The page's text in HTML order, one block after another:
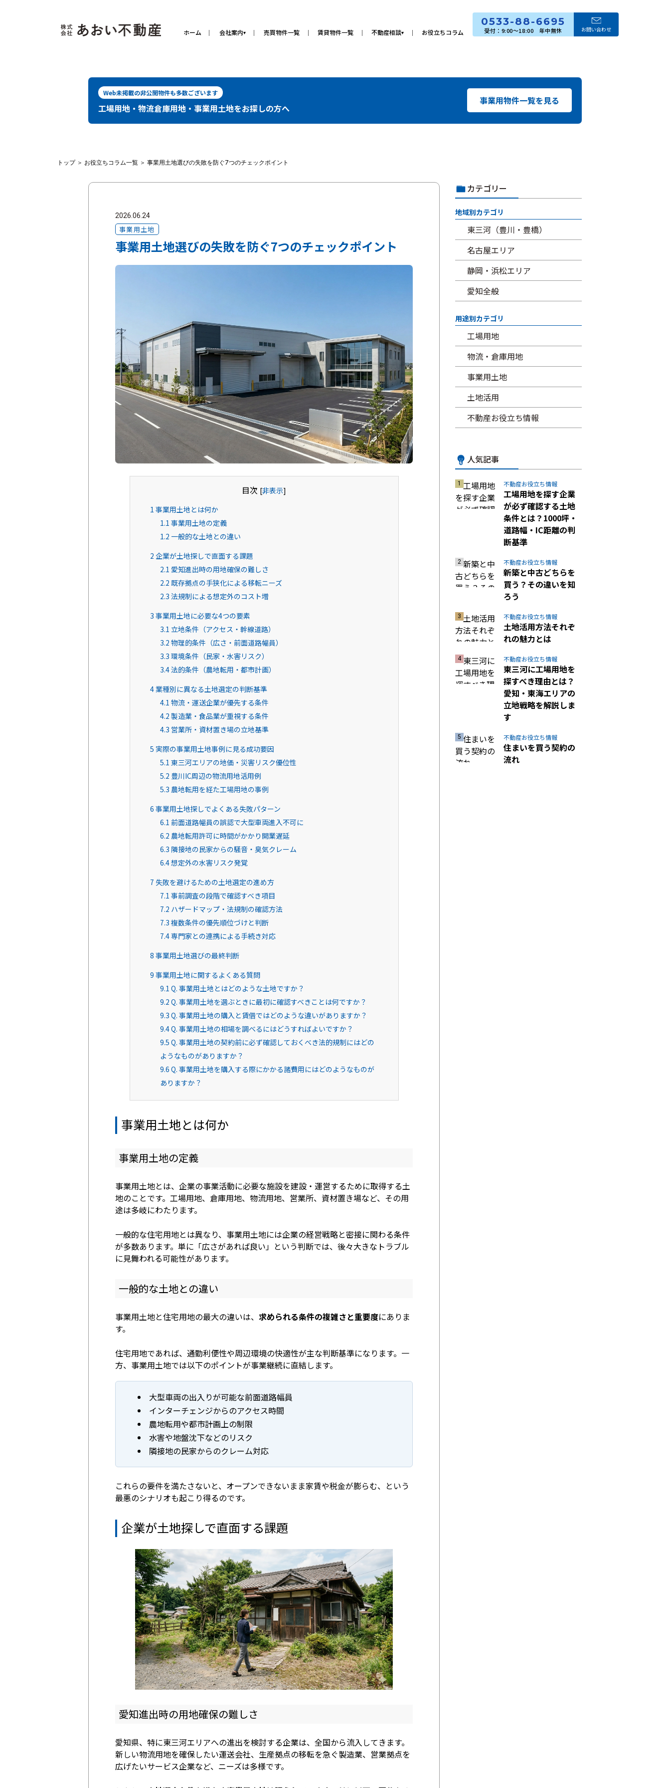
ホーム 会社案内▾ 売買物件一覧 賃貸物件一覧 不動産相談▾ お役立ちコラム
0533-88-6695
お問い合わせ
Web未掲載の非公開物件も多数ございます
工場用地・物流倉庫用地・事業用土地をお探しの方へ
事業用物件一覧を見る
トップ＞ お役立ちコラム一覧 ＞ 事業用土地選びの失敗を防ぐ7つのチェックポイント
2026.06.24
事業用土地
事業用土地選びの失敗を防ぐ7つのチェックポイント
目次 [非表示]
1 事業用土地とは何か
1.1 事業用土地の定義
1.2 一般的な土地との違い
2 企業が土地探しで直面する課題
2.1 愛知進出時の用地確保の難しさ
2.2 既存拠点の手狭化による移転ニーズ
2.3 法規制による想定外のコスト増
3 事業用土地に必要な4つの要素
3.1 立地条件（アクセス・幹線道路）
3.2 物理的条件（広さ・前面道路幅員）
3.3 環境条件（民家・水害リスク）
3.4法的条件（農地転用・都市計画）
4業種別に異なる土地選定の判断基準
4.1 物流・運送企業が優先する条件
4.2 製造業・食品業が重視する条件
4.3 営業所・資材置き場の立地基準
5 実際の事業用土地事例に見る成功要因
5.1 東三河エリアの地価・災害リスク優位性
5.2 豊川IC周辺の物流用地活用例
5.3 農地転用を経た工場用地の事例
6 事業用土地探しでよくある失敗パターン
6.1 前面道路幅員の誤認で大型車両進入不可に
6.2 農地転用許可に時間がかかり開業遅延
6.3 隣接地の民家からの騒音・臭気クレーム
6.4想定外の水害リスク発覚
7 失敗を避けるための土地選定の進め方
7.1 事前調査の段階で確認すべき項目
7.2 ハザードマップ・法規制の確認方法
7.3 複数条件の優先順位づけと判断
7.4専門家との連携による手続き対応
8 事業用土地選びの最終判断
9 事業用土地に関するよくある質問
9.1 Q. 事業用土地とはどのような土地ですか？
9.2 Q. 事業用土地を選ぶときに最初に確認すべきことは何ですか？
9.3 Q. 事業用土地の購入と賃借ではどのような違いがありますか？
9.4Q. 事業用土地の相場を調べるにはどうすればよいですか？
9.5 Q. 事業用土地の契約前に必ず確認しておくべき法的規制にはどの
ようなものがありますか？
9.6 Q. 事業用土地を購入する際にかかる諸費用にはどのようなものが
ありますか？
事業用土地とは何か
事業用土地の定義
事業用土地とは、企業の事業活動に必要な施設を建設・運営するために取得する土
地のことです。工場用地、倉庫用地、物流用地、営業所、資材置き場など、その用
途は多岐にわたります。
一般的な住宅用地とは異なり、事業用土地には企業の経営戦略と密接に関わる条件
が多数あります。単に「広さがあれば良い」という判断では、後々大きなトラブル
に見舞われる可能性があります。
一般的な土地との違い
事業用土地と住宅用地の最大の違いは、 求められる条件の複雑さと重要度にありま
す。
住宅用地であれば、通勤利便性や周辺環境の快適性が主な判断基準になります。一
方、事業用土地では以下のポイントが事業継続に直結します。
大型車両の出入りが可能な前面道路幅員
インターチェンジからのアクセス時間
農地転用や都市計画上の制限
水害や地盤沈下などのリスク
隣接地の民家からのクレーム対応
これらの要件を満たさないと、オープンできないまま家賃や税金が膨らむ、という
最悪のシナリオも起こり得るのです。
企業が土地探しで直面する課題
愛知進出時の用地確保の難しさ
愛知県、特に東三河エリアへの進出を検討する企業は、全国から流入してきます。
新しい物流用地を確保したい運送会社、生産拠点の移転を急ぐ製造業、営業拠点を
広げたいサービス企業など、ニーズは多様です。
カテゴリー
地域別カテゴリ
東三河（豊川・豊橋）
名古屋エリア
静岡・浜松エリア
愛知全般
用途別カテゴリ
工場用地
物流・倉庫用地
事業用土地
土地活用
不動産お役立ち情報
人気記事
不動産お役立ち情報
工場用地を探す企業
が必ず確認する土地
条件とは？1000坪・
道路幅・IC距離の判
断基準
不動産お役立ち情報
新築と中古どちらを
買う？その違いを知
ろう
不動産お役立ち情報
土地活用方法それぞ
れの魅力とは
不動産お役立ち情報
東三河に工場用地を
探すべき理由とは？
愛知・東海エリアの
立地戦略を解説しま
す
不動産お役立ち情報
住まいを買う契約の
流れ